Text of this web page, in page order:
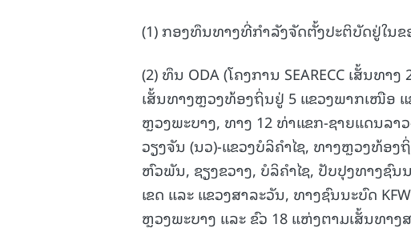
(1) ກອງທຶນທາງທີ່ກຳລັງຈັດຕັ້ງປະຕິບັດຢູ່ໃນຂ
(2) ທຶນ ODA (ໂຄງການ SEARECC ເສັ້ນທາ
ເສັ້ນທາງຫຼວງທ້ອງຖິ່ນຢູ່ 5 ແຂວງພາກເໜືອ ແ
ຫຼວງພະບາງ, ທາງ 12 ທ່າແຂກ-ຊາຍແດນລາ
ວຽງຈັນ (ນວ)-ແຂວງບໍລິຄຳໄຊ, ທາງຫຼວງທ້ອ
ຫົວພັນ, ຊຽງຂວາງ, ບໍລິຄໍາໄຊ, ປັບປຸງທາງຊົ
ເຂດ ແລະ ແຂວງສາລະວັນ, ທາງຊົນນະບົດ
ຫຼວງພະບາງ ແລະ ຂົວ 18 ແຫ່ງຕາມເສັ້ນທາງ